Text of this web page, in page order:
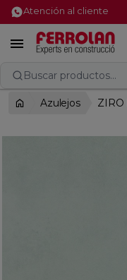
Atención al cliente

Buscar productos...
Azulejos ZIRO